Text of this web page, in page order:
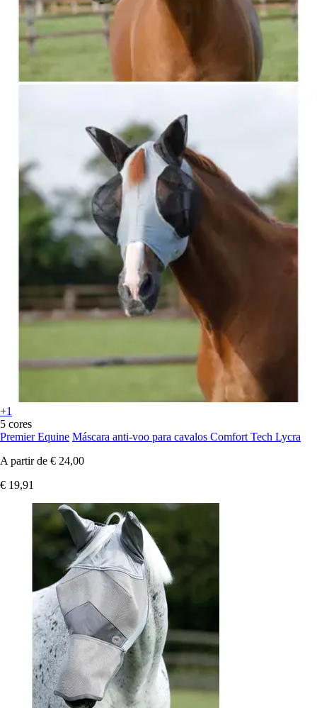
+1
5 cores
Premier Equine Máscara anti-voo para cavalos Comfort Tech Lycra
A partir de € 24,00
€ 19,91